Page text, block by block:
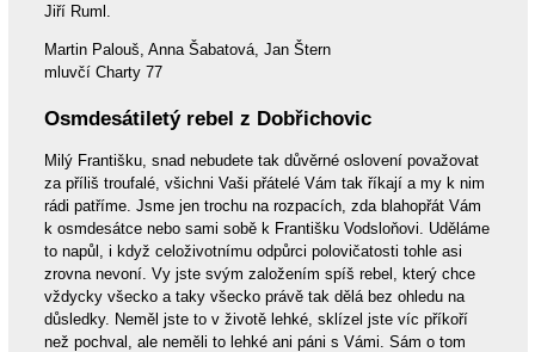
Jiří Ruml.
Martin Palouš, Anna Šabatová, Jan Štern
mluvčí Charty 77
Osmdesátiletý rebel z Dobřichovic
Milý Františku, snad nebudete tak důvěrné oslovení považovat
za příliš troufalé, všichni Vaši přátelé Vám tak říkají a my k nim
rádi patříme. Jsme jen trochu na rozpacích, zda blahopřát Vám
k osmdesátce nebo sami sobě k Františku Vodsloňovi. Uděláme
to napůl, i když celoživotnímu odpůrci polovičatosti tohle asi
zrovna nevoní. Vy jste svým založením spíš rebel, který chce
vždycky všecko a taky všecko právě tak dělá bez ohledu na
důsledky. Neměl jste to v životě lehké, sklízel jste víc příkoří
než pochval, ale neměli to lehké ani páni s Vámi. Sám o tom